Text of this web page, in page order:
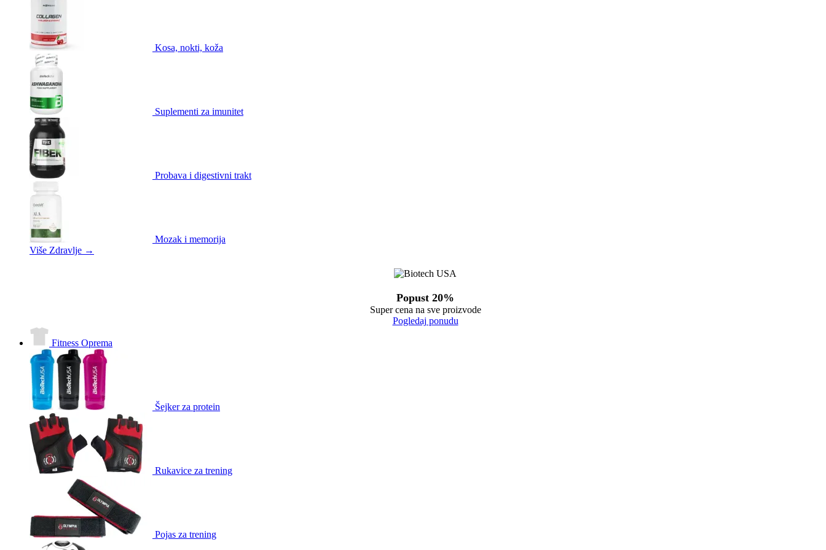
Kosa, nokti, koža
Suplementi za imunitet
Probava i digestivni trakt
Mozak i memorija
Više Zdravlje →
Popust 20%
Super cena na sve proizvode
Pogledaj ponudu
Fitness Oprema
Šejker za protein
Rukavice za trening
Pojas za trening